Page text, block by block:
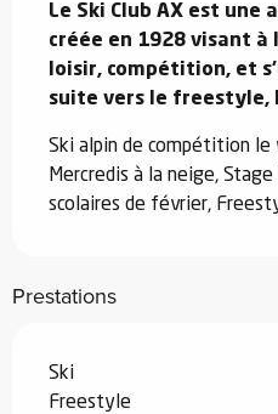
Le Ski Club AX est une
créée en 1928 visant à
loisir, compétition, et
suite vers le freestyle,
Ski alpin de compétition le
Mercredis à la neige,
scolaires de février,
Prestations
Ski
Freestyle